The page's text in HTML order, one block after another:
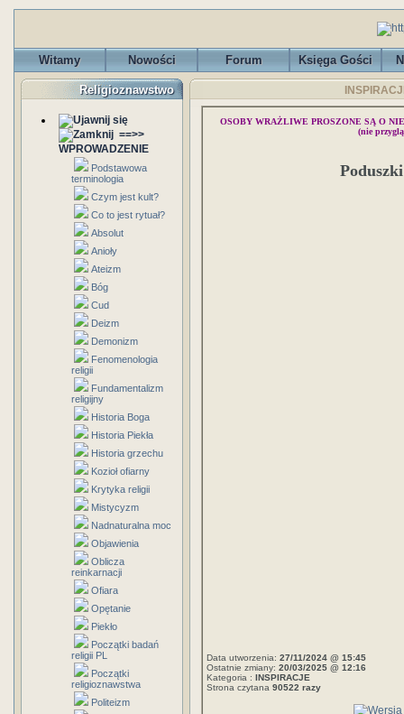
Witamy Nowości Forum Księga Gości
Religioznawstwo
==>>
WPROWADZENIE
Podstawowa
terminologia
Czym jest kult?
Co to jest rytuał?
Absolut
Anioły
Ateizm
Bóg
Cud
Deizm
Demonizm
Fenomenologia
religii
Fundamentalizm
religijny
Historia Boga
Historia Piekła
Historia grzechu
Kozioł ofiarny
Krytyka religii
Mistycyzm
Nadnaturalna moc
Objawienia
Oblicza
reinkarnacji
Ofiara
Opętanie
Piekło
Początki badań
religii PL
Początki
religioznawstwa
Politeizm
OSOBY WRAŻLIWE PROSZONE SĄ O
(nie
Data utworzenia: 27/11/2024 @ 15:45
Ostatnie zmiany: 20/03/2025 @ 12:16
Kategoria : INSPIRACJE
Strona czytana 90522 razy